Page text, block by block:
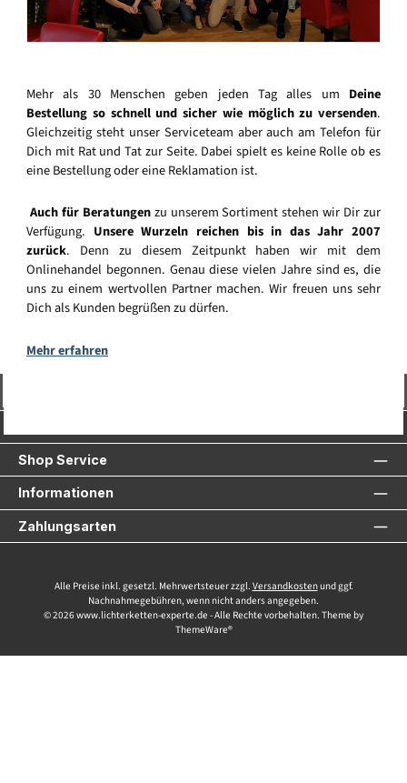
Mehr als 30 Menschen geben jeden Tag alles um Deine
Bestellung so schnell und sicher wie möglich zu versenden.
Gleichzeitig steht unser Serviceteam aber auch am Telefon für
Dich mit Rat und Tat zur Seite. Dabei spielt es keine Rolle ob es
eine Bestellung oder eine Reklamation ist.
Auch für Beratungenzu unserem Sortiment stehen wir Dir zur
Verfügung. Unsere Wurzeln reichen bis in das Jahr 2007
zurück. Denn zu diesem Zeitpunkt haben wir mit dem
Onlinehandel begonnen. Genau diese vielen Jahre sind es, die
uns zu einem wertvollen Partner machen. Wir freuen uns sehr
Dich als Kunden begrüßen zu dürfen.
Mehr erfahren
Shop Service
Informationen
Zahlungsarten
Alle Preise inkl. gesetzl. Mehrwertsteuer zzgl. Versandkostenund ggf.
Nachnahmegebühren, wenn nicht anders angegeben.
© 2026 www.lichterketten-experte.de - Alle Rechte vorbehalten. Theme by
ThemeWare®